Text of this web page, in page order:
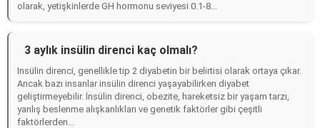
olarak, yetişkinlerde GH hormonu seviyesi 0.1-8...
3 aylık insülin direnci kaç olmalı?
Insülin direnci, genellikle tip 2 diyabetin bir belirtisi olarak ortaya çıkar.
Ancak bazı insanlar insülin direnci yaşayabilirken diyabet
geliştirmeyebilir. İnsülin direnci, obezite, hareketsiz bir yaşam tarzı,
yanlış beslenme alışkanlıkları ve genetik faktörler gibi çeşitli
faktörlerden...